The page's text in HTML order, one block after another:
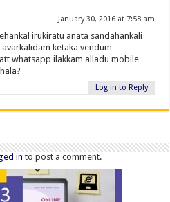
January 30, 2016 at 7:58 am
irukiratu anata sandahankali
ketaka vendum
whatsapp ilakkam alladu mobile
Log in to Reply
in to post a comment.